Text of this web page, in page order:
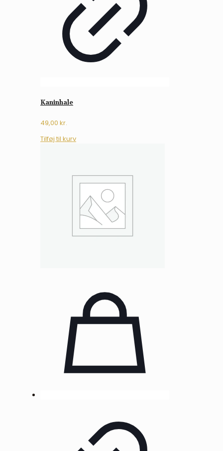
Kaninhale
49,00 kr.
Tilføj til kurv